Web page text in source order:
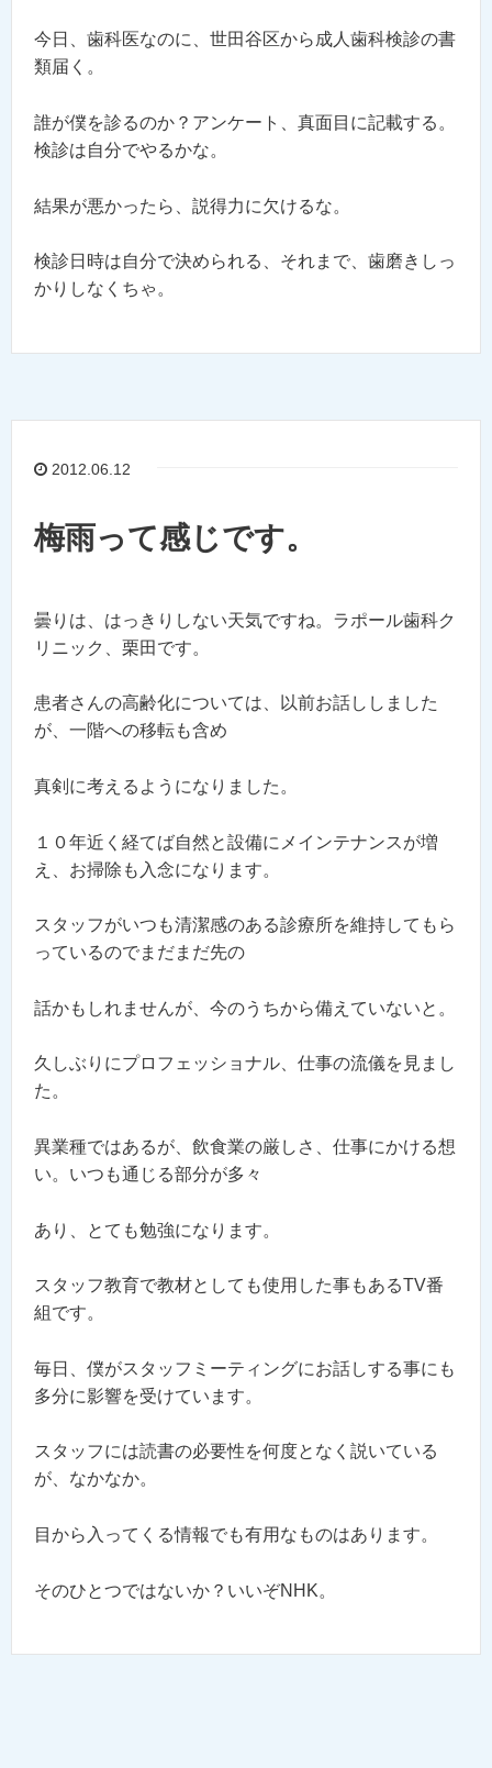
今日、歯科医なのに、世田谷区から成人歯科検診の書
類届く。
誰が僕を診るのか？アンケート、真面目に記載する。
検診は自分でやるかな。
結果が悪かったら、説得力に欠けるな。
検診日時は自分で決められる、それまで、歯磨きしっ
かりしなくちゃ。
2012.06.12
梅雨って感じです。
曇りは、はっきりしない天気ですね。ラポール歯科ク
リニック、栗田です。
患者さんの高齢化については、以前お話ししました
が、一階への移転も含め
真剣に考えるようになりました。
１０年近く経てば自然と設備にメインテナンスが増
え、お掃除も入念になります。
スタッフがいつも清潔感のある診療所を維持してもら
っているのでまだまだ先の
話かもしれませんが、今のうちから備えていないと。
久しぶりにプロフェッショナル、仕事の流儀を見まし
た。
異業種ではあるが、飲食業の厳しさ、仕事にかける想
い。いつも通じる部分が多々
あり、とても勉強になります。
スタッフ教育で教材としても使用した事もあるTV番
組です。
毎日、僕がスタッフミーティングにお話しする事にも
多分に影響を受けています。
スタッフには読書の必要性を何度となく説いている
が、なかなか。
目から入ってくる情報でも有用なものはあります。
そのひとつではないか？いいぞNHK。